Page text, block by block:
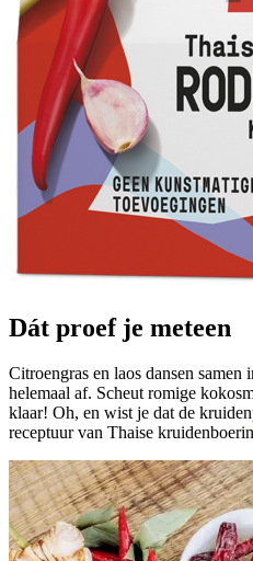
Dát proef je meteen
Citroengras en laos dansen
helemaal af. Scheut romige
klaar! Oh, en wist je dat de
receptuur van Thaise kruidenboerin